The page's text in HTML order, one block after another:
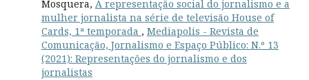
Mosquera, A representação social do jornalismo e a
mulher jornalista na série de televisão House of
Cards, 1ª temporada , Mediapolis - Revista de
Comunicação, Jornalismo e Espaço Público: N.º 13
(2021): Representações do jornalismo e dos
jornalistas